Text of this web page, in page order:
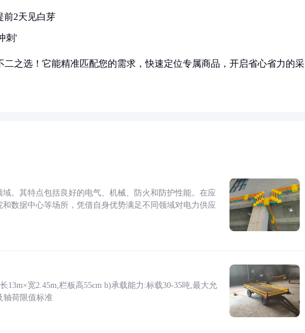
前2天见白芽
刺'
之选！它能精准匹配您的需求，快速定位专属商品，开启省心省力的采
。其特点包括良好的电气、机械、防火和防护性能。在应
数据中心等场所，凭借自身优势满足不同领域对电力供应
13m×宽2.45m,栏板高55cm b)承载能力:标载30-35吨,最大允
轴荷限值标准